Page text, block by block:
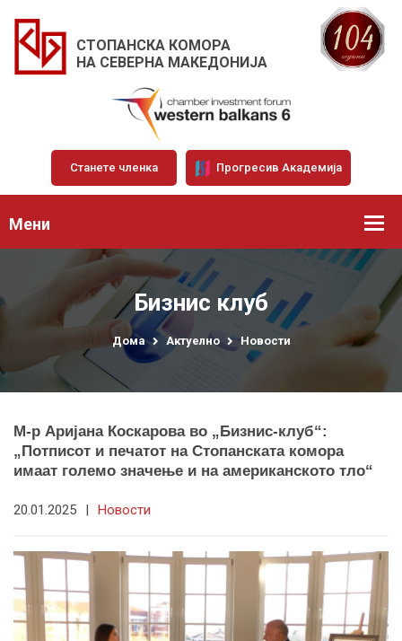
СТОПАНСКА КОМОРА
НА СЕВЕРНА МАКЕДОНИЈА
Станете членка Прогресив Академија
Мени
Бизнис клуб
Дома Актуелно Новости
М-р Аријана Коскарова во „Бизнис-клуб“:
„Потписот и печатот на Стопанската комора
имаат големо значење и на американското тло“
20.01.2025 | Новости